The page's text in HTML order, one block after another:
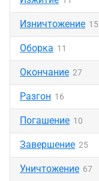
Изничтожение 15
Оборка 11
Окончание 27
Разгон 16
Погашение 10
Завершение 25
Уничтожение 67